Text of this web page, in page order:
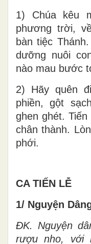
1) Chúa kêu
phương trời,
bàn tiệc
dưỡng nuôi
nào mau bước
2) Hãy quên
phiền, gột
ghen ghét.
chân thành.
phới.
CA TIẾN LỄ
1/ Nguyện
ĐK.
Nguyện
rượu nho, với